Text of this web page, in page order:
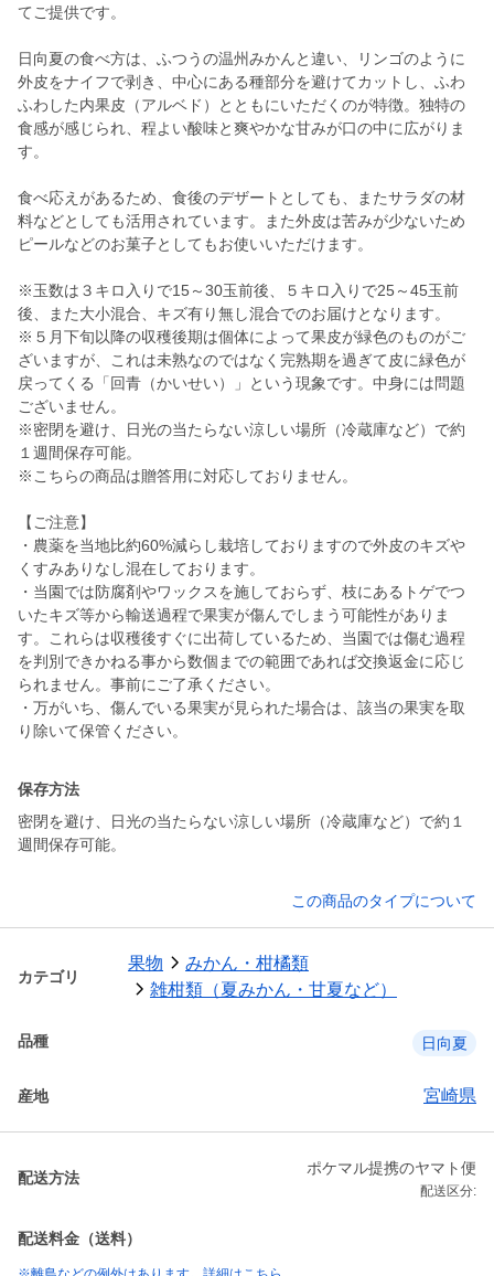
てご提供です。
日向夏の食べ方は、ふつうの温州みかんと違い、リンゴのように
外皮をナイフで剥き、中心にある種部分を避けてカットし、ふわ
ふわした内果皮（アルベド）とともにいただくのが特徴。独特の
食感が感じられ、程よい酸味と爽やかな甘みが口の中に広がりま
す。
食べ応えがあるため、食後のデザートとしても、またサラダの材
料などとしても活用されています。また外皮は苦みが少ないため
ピールなどのお菓子としてもお使いいただけます。
※玉数は３キロ入りで15～30玉前後、５キロ入りで25～45玉前
後、また大小混合、キズ有り無し混合でのお届けとなります。
※５月下旬以降の収穫後期は個体によって果皮が緑色のものがご
ざいますが、これは未熟なのではなく完熟期を過ぎて皮に緑色が
戻ってくる「回青（かいせい）」という現象です。中身には問題
ございません。
※密閉を避け、日光の当たらない涼しい場所（冷蔵庫など）で約
１週間保存可能。
※こちらの商品は贈答用に対応しておりません。
【ご注意】
・農薬を当地比約60%減らし栽培しておりますので外皮のキズや
くすみありなし混在しております。
・当園では防腐剤やワックスを施しておらず、枝にあるトゲでつ
いたキズ等から輸送過程で果実が傷んでしまう可能性がありま
す。これらは収穫後すぐに出荷しているため、当園では傷む過程
を判別できかねる事から数個までの範囲であれば交換返金に応じ
られません。事前にご了承ください。
・万がいち、傷んでいる果実が見られた場合は、該当の果実を取
り除いて保管ください。
保存方法
密閉を避け、日光の当たらない涼しい場所（冷蔵庫など）で約１
週間保存可能。
この商品のタイプについて
カテゴリ
果物
みかん・柑橘類
雑柑類（夏みかん・甘夏など）
品種 日向夏
産地 宮崎県
配送方法
ポケマル提携のヤマト便
配送区分:
配送料金（送料）